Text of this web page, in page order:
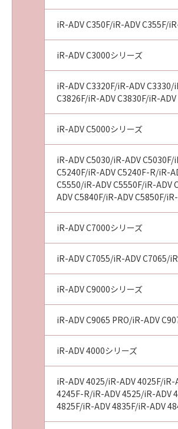
含まれません。）、および、(2)キ
ノンの子会社、それらの販売代理
後の製品開発や品質・サービスの
分析し、利用する場合があること
れらに同意するものとします。
４．保証の否認および免責
「許諾ソフトウェア」は、『現状
IS）』の状態で使用許諾されます
キヤノンの子会社、それらの販売
販売店、並びにキヤノンのライセ
「許諾ソフトウェア」に関して、
特定の目的への適合性または「許
ア」に欠陥がないことを含め、い
しません。
キヤノン、キヤノンの子会社、そ
理店および販売店、並びにキヤノ
サーは、お客様が「許諾ソフトウ
した結果として生ずるあらゆる行
一切の責任を明確に否認します。
使用し、「許諾ソフトウェア」を
から生じた、機器の損傷またはデ
キヤノン、キヤノンの子会社、そ
理店および販売店、並びにキヤノ
iR-ADV C350F/iR-ADV C355F/
iR-ADV C3000シリーズ
iR-ADV C3320F/iR-ADV
C3826F/iR-ADV C3830F/iR-
iR-ADV C5000シリーズ
iR-ADV C5030/iR-ADV
C5240F/iR-ADV C5240F-R/iR-
C5550/iR-ADV C5550F/iR-ADV
ADV C5840F/iR-ADV C5850F/
iR-ADV C7000シリーズ
iR-ADV C7055/iR-ADV C7065/
iR-ADV C9000シリーズ
iR-ADV C9065 PRO/iR-ADV
iR-ADV 4000シリーズ
iR-ADV 4025/iR-ADV 4025F/
4245F-R/iR-ADV 4525/iR-ADV
4825F/iR-ADV 4835F/iR-ADV